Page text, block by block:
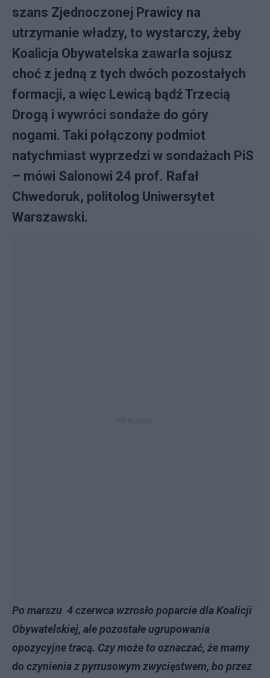
szans Zjednoczonej Prawicy na
utrzymanie władzy, to wystarczy, żeby
Koalicja Obywatelska zawarła sojusz
choć z jedną z tych dwóch pozostałych
formacji, a więc Lewicą bądź Trzecią
Drogą i wywróci sondaże do góry
nogami. Taki połączony podmiot
natychmiast wyprzedzi w sondażach PiS
– mówi Salonowi 24 prof. Rafał
Chwedoruk, politolog Uniwersytet
Warszawski.
Po marszu 4 czerwca wzrosło poparcie dla Koalicji
Obywatelskiej, ale pozostałe ugrupowania
opozycyjne tracą. Czy może to oznaczać, że mamy
do czynienia z pyrrusowym zwycięstwem, bo przez